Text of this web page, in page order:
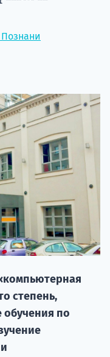
степень,
обучения по
20.09